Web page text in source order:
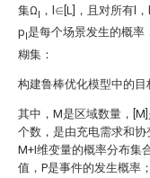
集Ωl ，l∈[L]，且对所有l
pl是每个场景发生的概率
糊集：
构建鲁棒优化模型中的目
其中，M是区域数量，
个数， 是由充电需求和协
M+I维变量的概率分布集
值，P是事件的发生概率